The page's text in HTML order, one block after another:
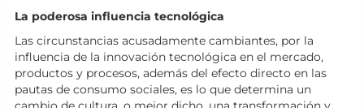
La poderosa influencia tecnológica
Las circunstancias acusadamente cambiantes, por la
influencia de la innovación tecnológica en el mercado,
productos y procesos, además del efecto directo en las
pautas de consumo sociales, es lo que determina un